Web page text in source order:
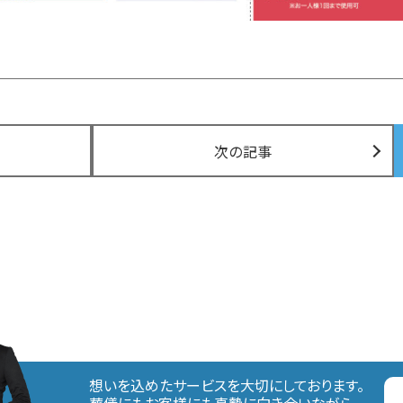
次の記事
想いを込めたサービスを大切にしております。